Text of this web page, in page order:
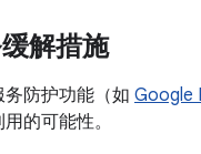
解措施
务防护功能（如 Google
的可能性。